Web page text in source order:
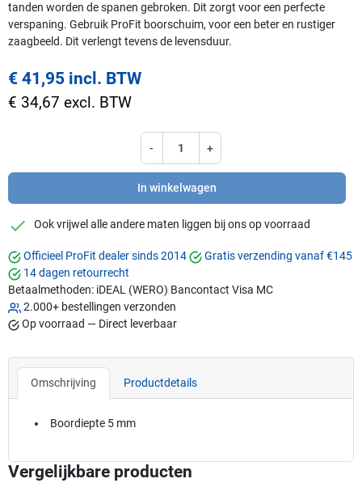
tanden worden de spanen gebroken. Dit zorgt voor een perfecte
verspaning. Gebruik ProFit boorschuim, voor een beter en rustiger
zaagbeeld. Dit verlengt tevens de levensduur.
€ 41,95 incl. BTW
€ 34,67 excl. BTW
- +
In winkelwagen
checkmark
Ook vrijwel alle andere maten liggen bij ons op voorraad
Officieel ProFit dealer sinds 2014
Gratis verzending vanaf €145
14 dagen retourrecht
Betaalmethoden: iDEAL (WERO) Bancontact Visa MC
2.000+ bestellingen verzonden
Op voorraad — Direct leverbaar
Omschrijving Productdetails
Boordiepte 5 mm
Vergelijkbare producten